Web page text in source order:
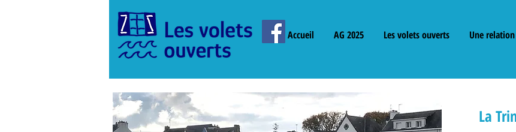
Accueil AG 2025 Les volets ouverts Une
La